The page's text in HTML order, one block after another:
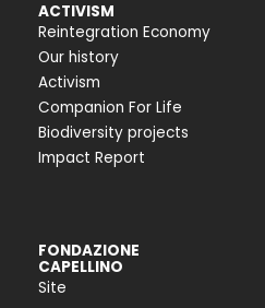
ACTIVISM
Reintegration Economy
Our history
Activism
Companion For Life
Biodiversity projects
Impact Report
FONDAZIONE
CAPELLINO
Site